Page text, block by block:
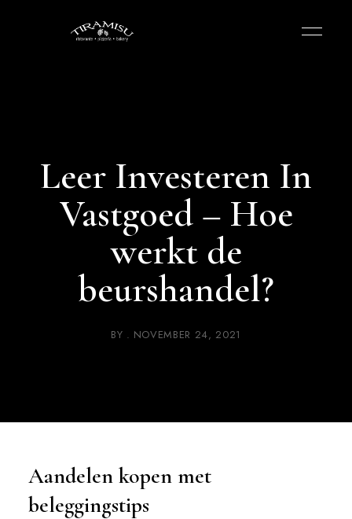
Leer Investeren In
Vastgoed – Hoe
werkt de
beurshandel?
BY NOVEMBER 24, 2021
Aandelen kopen met
beleggingstips